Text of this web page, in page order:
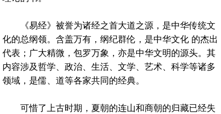
《易经》被誉为诸经之首大道之源，是中华传统文
化的总纲领。含盖万有，纲纪群伦，是中华文化 的杰出
代表；广大精微，包罗万象，亦是中华文明的源头。其
内容涉及哲学、政治、生活、文学、艺术、科学等诸多
领域，是儒、道等各家共同的经典。
可惜了上古时期，夏朝的连山和商朝的归藏已经失